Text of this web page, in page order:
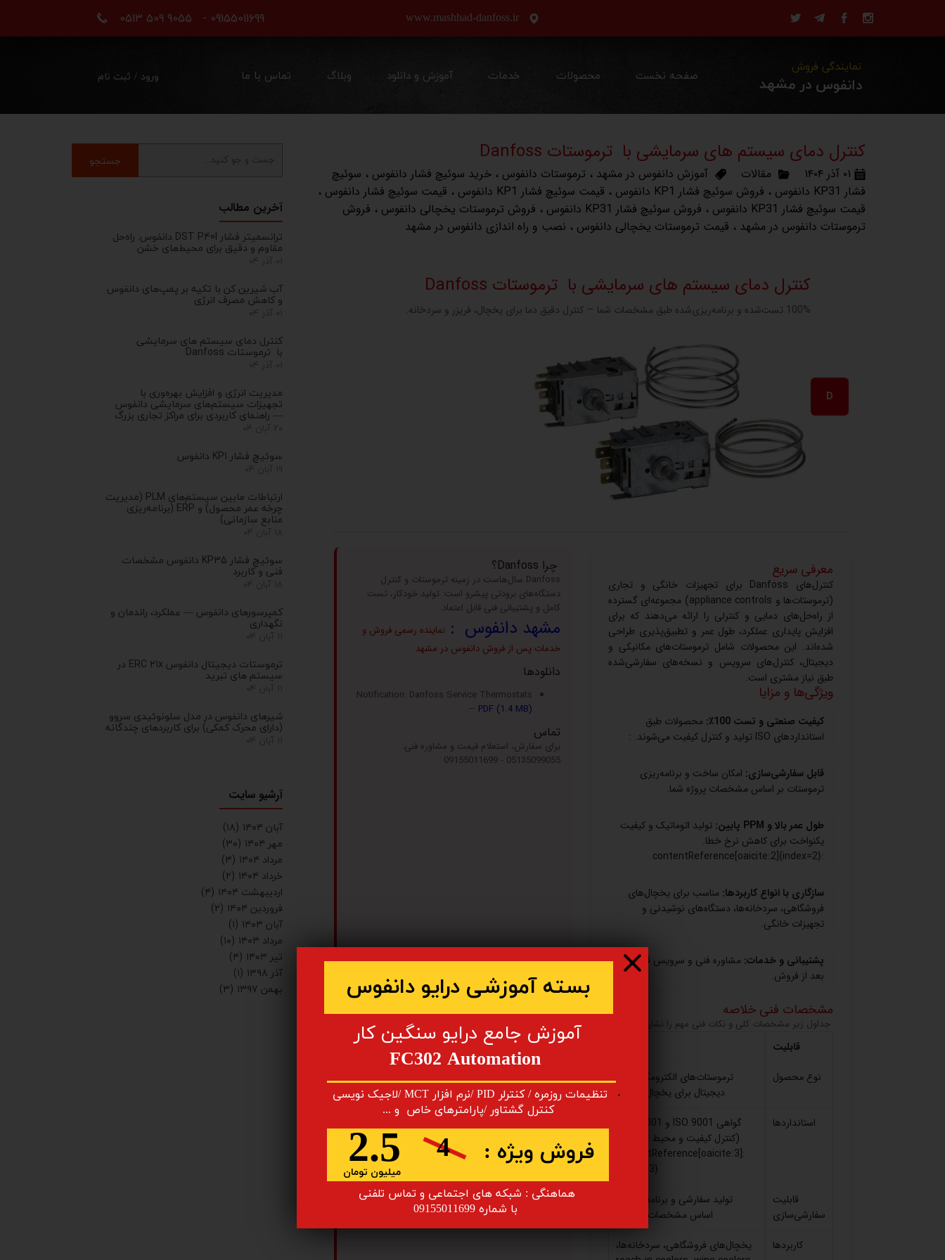
www.mashhad-danfoss.ir
نمایندگی فروش
صفحه نخست محصولات خدمات آموزش و دانلود وبلاگ تماس با ما ورود / ثبت نام دانفوس در مشهد
کنترل‌ دمای سیستم های سرمایشی با ترموستات Danfoss
۰۱ آذر ۱۴۰۴ مقالات آموزش دانفوس در مشهد ، ترموستات دانفوس ، خرید سوئیچ فشار دانفوس ، سوئیچ
فشار KP31 دانفوس
، فروش سوئیچ فشار KP1 دانفوس ، قیمت سوئیچ فشار KP1 دانفوس ، قیمت سوئیچ فشار دانفوس ،
قیمت سوئیچ فشار KP31 دانفوس
، فروش سوئیچ فشار KP31 دانفوس ، فروش ترموستات یخچالی دانفوس ، فروش
ترموستات دانفوس در مشهد ، قیمت ترموستات یخچالی دانفوس ، نصب و راه اندازی دانفوس در مشهد
D
کنترل‌ دمای سیستم های سرمایشی با ترموستات Danfoss
100% تست‌شده و برنامه‌ریزی‌شده طبق مشخصات شما — کنترل دقیق دما برای یخچال، فریزر و سردخانه.
معرفی سریع
کنترل‌های Danfoss برای تجهیزات خانگی و تجاری
(ترموستات‌ها و appliance controls) مجموعه‌ای گسترده
از راه‌حل‌های دمایی و کنترلی را ارائه می‌دهند که برای
افزایش پایداری عملکرد، طول عمر و تطبیق‌پذیری طراحی
شده‌اند. این محصولات شامل ترموستات‌های مکانیکی و
دیجیتال، کنترل‌های سرویس و نسخه‌های سفارشی‌شده
طبق نیاز مشتری است.
ویژگی‌ها و مزایا
کیفیت صنعتی و تست 100٪:
محصولات طبق
استانداردهای ISO تولید و کنترل کیفیت می‌شوند. :
قابل سفارشی‌سازی: امکان ساخت و برنامه‌ریزی
ترموستات بر اساس مشخصات پروژه شما.
طول عمر بالا و PPM پایین:
تولید اتوماتیک و کیفیت
یکنواخت برای کاهش نرخ خطا.
:contentReference[oaicite:2]{index=2}
سازگاری با انواع کاربردها: مناسب برای یخچال‌های
فروشگاهی، سردخانه‌ها، دستگاه‌های نوشیدنی و
تجهیزات خانگی.
پشتیبانی و خدمات: مشاوره فنی و سرویس قبل و
بعد از فروش.
مشخصات فنی خلاصه
جداول زیر مشخصات کلی و نکات فنی مهم را نشان می‌دهد.
قابلیت
نوع محصول
ترموستات‌های الکترومکانیکی و
دیجیتال برای یخچال و فریزر
استانداردها
گواهی ISO 9001 و ISO 14001
(کنترل کیفیت و محیط زیست).
:contentReference[oaicite:3]
{index=3}
قابلیت
سفارشی‌سازی
تولید سفارشی و برنامه‌ریزی بر
اساس مشخصات مشتری
کاربردها
یخچال‌های فروشگاهی، سردخانه‌ها،
چرا Danfoss؟
Danfoss سال‌هاست در زمینه ترموستات و کنترل
دستگاه‌های برودتی پیشرو است: تولید خودکار، تست
کامل و پشتیبانی فنی قابل اعتماد.
مشهد دانفوس : نماینده رسمی فروش و
خدمات پس از فروش دانفوس در مشهد
دانلودها
Notification: Danfoss Service Thermostats
— PDF (1.4 MB)
تماس
برای سفارش، استعلام قیمت و مشاوره فنی:
05135099055 - 09155011699
آخرین مطالب
ترانسمیتر فشار DST P40I دانفوس: راه‌حل
مقاوم و دقیق برای محیط‌های خشن
آب شیرین کن با تکیه بر پمپ‌های دانفوس
و کاهش مصرف انرژی
کنترل‌ دمای سیستم های سرمایشی
با ترموستات Danfoss
مدیریت انرژی و افزایش بهره‌وری با
تجهیزات سیستم‌های سرمایشی دانفوس
— راهنمای کاربردی برای مراکز تجاری بزرگ
سوئیچ فشار KP1 دانفوس
ارتباطات مابین سیستم‌های PLM (مدیریت
چرخه عمر محصول) و ERP (برنامه‌ریزی
منابع سازمانی)
سوئیچ فشار KP35 دانفوس مشخصات
فنی و کاربرد
کمپرسورهای دانفوس — عملکرد، راندمان و
نگهداری
ترموستات دیجیتال دانفوس ERC 21x در
سیستم های تبرید
شیرهای دانفوس در مدل سلونوئیدی سروو
(دارای محرک کمکی) برای کاربردهای چندگانه
جستجو
آرشیو سایت
آبان ۱۴۰۴
(۱۸)
مهر ۱۴۰۴
(۳۰)
مرداد ۱۴۰۴
(۳)
خرداد ۱۴۰۴
(۲)
اردیبهشت ۱۴۰۴
(۴)
فروردین ۱۴۰۴
(۲)
آبان ۱۴۰۳
(۱)
مرداد ۱۴۰۳
(۱۰)
تیر ۱۴۰۳
(۴)
آذر ۱۳۹۸
(۱)
بهمن ۱۳۹۷
(۳)
هماهنگی : شبکه های اجتماعی و تماس تلفنی
​​​​​​​ با شماره 09155011699
​​بسته آموزشی درایو دانفوس
​تنظیمات روزمره / کنترلر PID /نرم افزار MCT /لاجیک نویسی
کنترل گشتاور /پارامترهای خاص و ...
4 فروش ویژه : 2.5
میلیون تومان
​آموزش جامع درایو سنگین کار
FC302 Automation